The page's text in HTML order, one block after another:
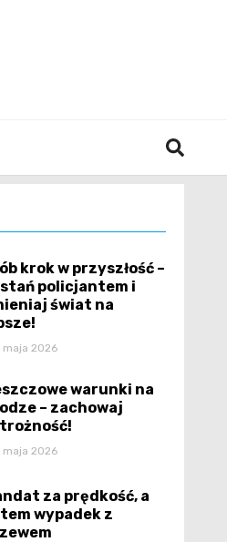
krok w przyszłość –
policjantem i
świat na
2026
warunki na
– zachowaj
2026
za prędkość, a
wypadek z